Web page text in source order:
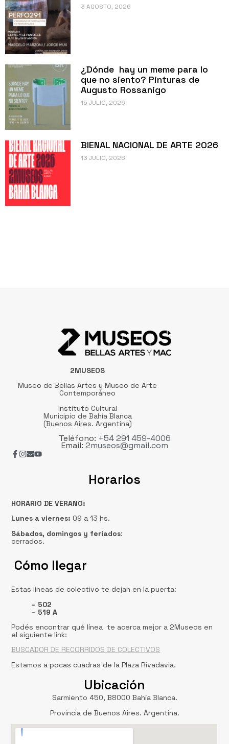
3 AGOSTO, 2026
¿Dónde hay un meme para lo
que no siento? Pinturas de
Augusto Rossanigo
15 JULIO, 2026
BIENAL NACIONAL DE ARTE 2026
13 JULIO, 2026
2MUSEOS
Museo de Bellas Artes y Museo de Arte
Contemporáneo
Instituto Cultural
Municipio de Bahía Blanca
(Buenos Aires. Argentina)
Teléfono: +54 291 459-4006
Email: 2museos@gmail.com
Cómo llegar
Horarios
HORARIO DE VERANO:
Lunes a viernes: 09 a 13 hs.
Sábados, domingos y feriados:
cerrados.
Estas líneas de colectivo te dejan en la puerta:
– 502
– 519 A
Podés encontrar qué línea te acerca mejor a 2Museos en
el siguiente link:
BUSCADOR DE RECORRIDOS DE COLECTIVOS
Estamos a pocas cuadras de la Plaza Rivadavia.
Ubicación
Sarmiento 450, B8000 Bahía Blanca.
Provincia de Buenos Aires. Argentina.